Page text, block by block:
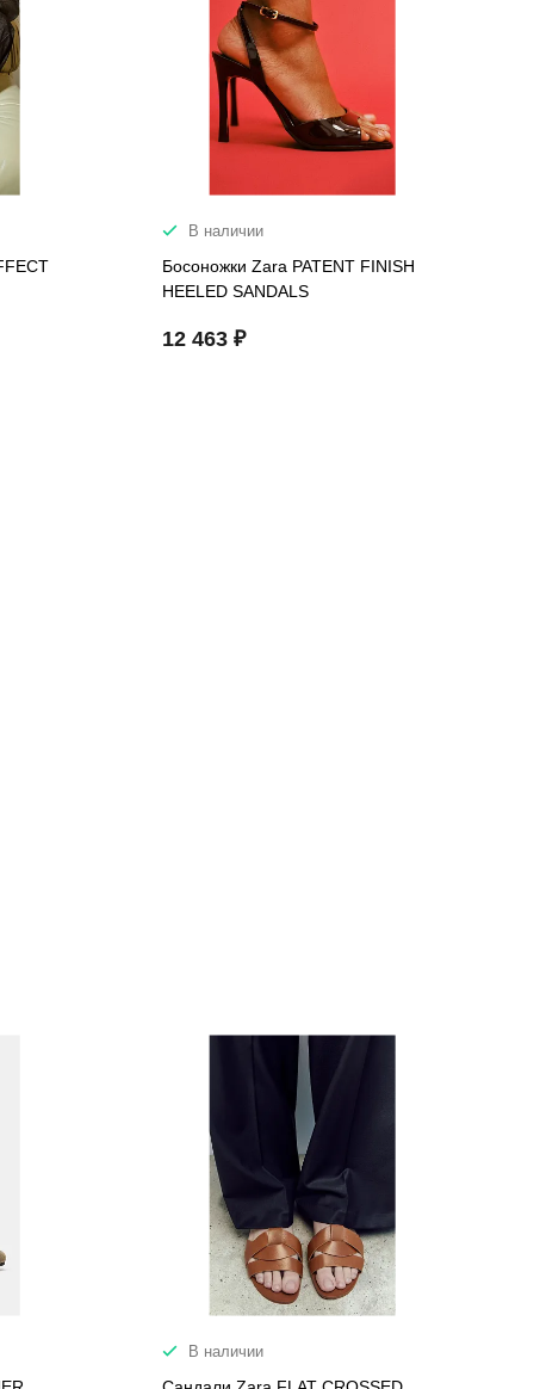
В наличии
Босоножки Zara PATENT FINISH
HEELED SANDALS
12 463 ₽
В наличии